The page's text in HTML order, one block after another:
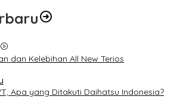
dan Kelebihan All New Terios
Apa yang Ditakuti Daihatsu Indonesia?